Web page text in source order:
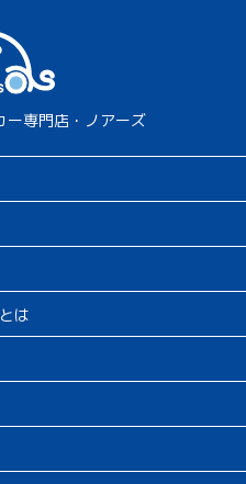
ー専門店・ノアーズ
は